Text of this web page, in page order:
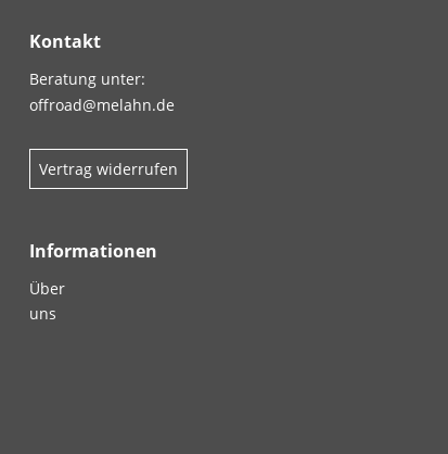
Kontakt
Beratung unter:
offroad@melahn.de
Vertrag widerrufen
Informationen
Über
uns